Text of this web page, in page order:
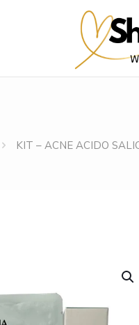
KIT – ACNE ACIDO